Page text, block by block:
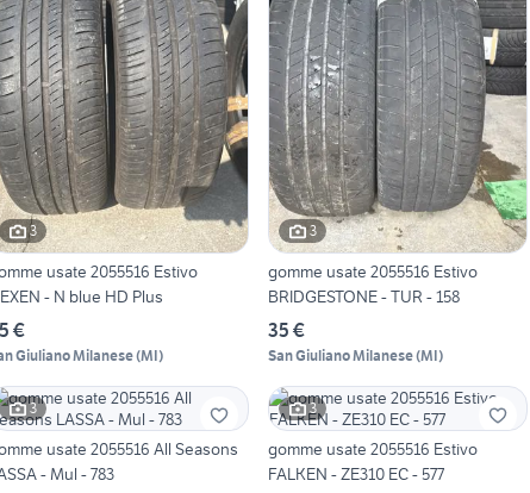
3
usate 2055516 Estivo
- N blue HD Plus
€
Giuliano Milanese(MI)
3
gomme usate 2055516 Estivo
BRIDGESTONE - TUR - 158
35 €
San Giuliano Milanese(MI)
3
usate 2055516 All Seasons
- Mul - 783
3
gomme usate 2055516 Estivo
FALKEN - ZE310 EC - 577